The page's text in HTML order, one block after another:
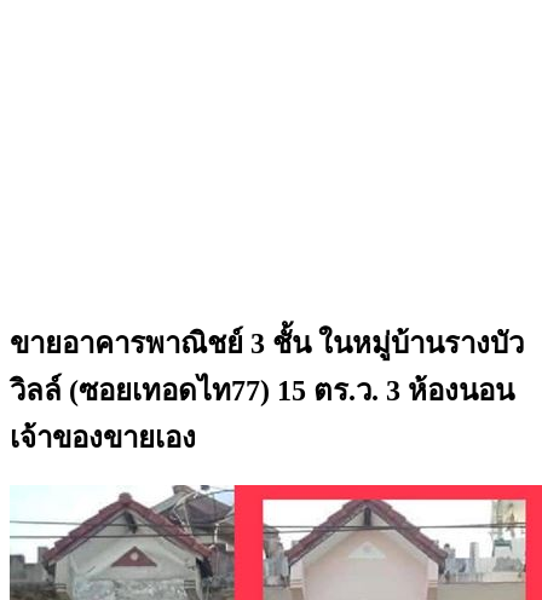
ขายอาคารพาณิชย์ 3 ชั้น ในหมู่บ้านรางบัว
วิลล์ (ซอยเทอดไท77) 15 ตร.ว. 3 ห้องนอน
เจ้าของขายเอง